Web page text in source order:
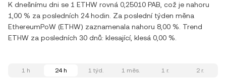
K dnešnímu dni se 1 ETHW rovná 0,25010 PAB, což je nahoru
1,00 % za posledních 24 hodin. Za poslední týden měna
EthereumPoW (ETHW) zaznamenala nahoru 8,00 %. Trend
ETHW za posledních 30 dnů: klesající, klesá 0,00 %.
1 h 24 h 1 týd. 1 měs. 1 r. 2 r.